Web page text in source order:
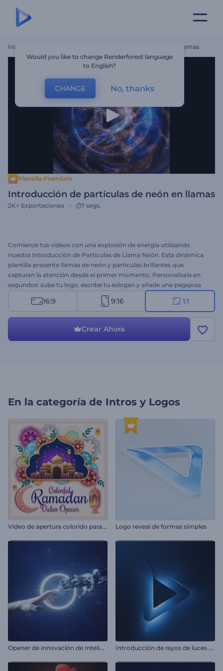
Inicio Introducción De Partículas De Neón En Llamas
Plantilla Premium
Introducción de partículas de neón en llamas
2K+ Exportaciones 7 segs.
Comienza tus videos con una explosión de energía utilizando
nuestra Introducción de Partículas de Llama Neón. Esta dinámica
plantilla presenta llamas de neón y partículas brillantes que
capturan la atención desde el primer momento. Personalízala en
segundos: sube tu logo, escribe tu eslogan y añade una pegajosa
pista musical de fondo. Perfecta para presentaciones de empresas
tecnológicas, promociones de productos o servicios, aperturas de
16:9 9:16 1:1
Crear Ahora
En la categoría de Intros y Logos
V
ideo de apertura colorido para Ramadán Logo reveal de formas simples
O
pener de innovación de Inteligencia Artificial I
ntroducción de rayos de luces de neón
Would you like to change Renderforest language
to English?
CHANGE No, thanks